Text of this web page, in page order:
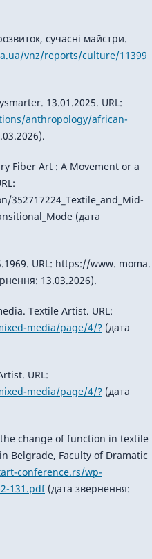
сучасні майстри.
vnz/reports/culture/11399
13.01.2025. URL:
anthropology/african-
Fiber Art : A Movement or a
352717224_Textile_and_Mid-
(дата
URL: https://www. moma.
13.03.2026).
Textile Artist. URL:
media/page/4/? (дата
URL:
media/page/4/? (дата
change of function in textile
Belgrade, Faculty of Dramatic
conference.rs/wp-
131.pdf(дата звернення: